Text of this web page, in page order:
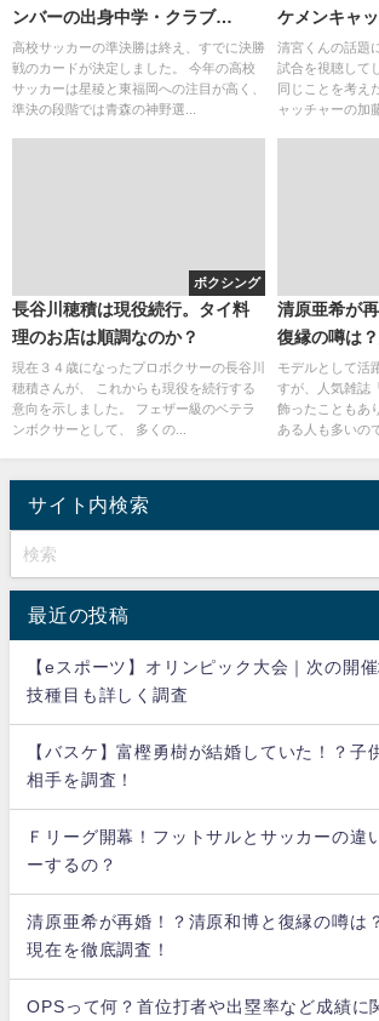
ンバーの出身中学・クラブ
（2015~2016）と偏差値。青森
山田に勝利し、決勝で東福岡と
対戦！（結果を予想）
高校サッカーの準決勝は終え、すでに決勝
戦のカードが決定しました。 今年の高校
サッカーは星稜と東福岡への注目が高く、
準決の段階では青森の神野選...
ケメンキャ
は確実？
清宮くんの話題
試合を視聴して
同じことを考え
ャッチャーの加
ボクシング
長谷川穂積は現役続行。タイ料
理のお店は順調なのか？
現在３４歳になったプロボクサーの長谷川
穂積さんが、 これからも現役を続行する
意向を示しました。 フェザー級のベテラ
ンボクサーとして、 多くの...
清原亜希が
復縁の噂は
在を徹底調査
モデルとして活
すが、人気雑誌
飾ったこともあ
ある人も多いの
サイト内検索
最近の投稿
【eスポーツ】オリンピック大会｜次の開
技種目も詳しく調査
【バスケ】富樫勇樹が結婚していた！？子
相手を調査！
Ｆリーグ開幕！フットサルとサッカーの違
ーするの？
清原亜希が再婚！？清原和博と復縁の噂は
現在を徹底調査！
OPSって何？首位打者や出塁率など成績に